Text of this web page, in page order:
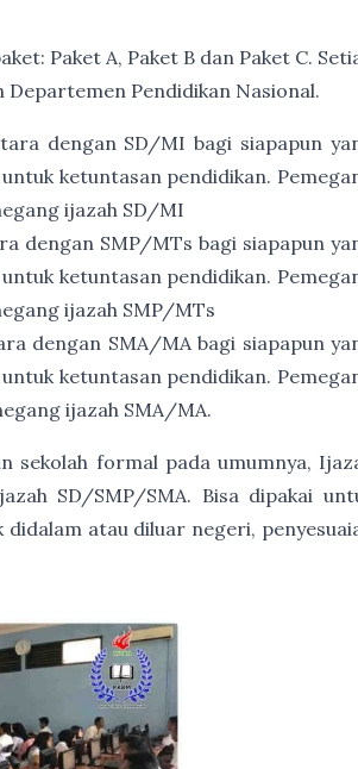
Paket A, Paket B dan Paket C.
Pendidikan Nasional.
dengan SD/MI bagi siapapun
ketuntasan pendidikan.
ijazah SD/MI
dengan SMP/MTs bagi siapapun
ketuntasan pendidikan.
ijazah SMP/MTs
dengan SMA/MA bagi siapapun
ketuntasan pendidikan.
ijazah SMA/MA.
sekolah formal pada umumnya,
SD/SMP/SMA. Bisa dipakai
atau diluar negeri,